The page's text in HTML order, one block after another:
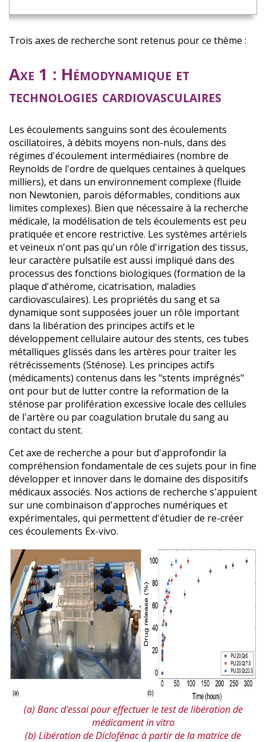
Trois axes de recherche sont retenus pour ce thème :
Axe 1 : Hémodynamique et
technologies cardiovasculaires
Les écoulements sanguins sont des écoulements
oscillatoires, à débits moyens non-nuls, dans des
régimes d'écoulement intermédiaires (nombre de
Reynolds de l'ordre de quelques centaines à quelques
milliers), et dans un environnement complexe (fluide
non Newtonien, parois déformables, conditions aux
limites complexes). Bien que nécessaire à la recherche
médicale, la modélisation de tels écoulements est peu
pratiquée et encore restrictive. Les systèmes artériels
et veineux n'ont pas qu'un rôle d'irrigation des tissus,
leur caractère pulsatile est aussi impliqué dans des
processus des fonctions biologiques (formation de la
plaque d'athérome, cicatrisation, maladies
cardiovasculaires). Les propriétés du sang et sa
dynamique sont supposées jouer un rôle important
dans la libération des principes actifs et le
développement cellulaire autour des stents, ces tubes
métalliques glissés dans les artères pour traiter les
rétrécissements (Sténose). Les principes actifs
(médicaments) contenus dans les "stents imprégnés"
ont pour but de lutter contre la reformation de la
sténose par prolifération excessive locale des cellules
de l'artère ou par coagulation brutale du sang au
contact du stent.
Cet axe de recherche a pour but d'approfondir la
compréhension fondamentale de ces sujets pour in fine
développer et innover dans le domaine des dispositifs
médicaux associés. Nos actions de recherche s'appuient
sur une combinaison d'approches numériques et
expérimentales, qui permettent d'étudier de re-créer
ces écoulements Ex-vivo.
(a) Banc d'essai pour effectuer le test de libération de
médicament in vitro
(b) Libération de Diclofénac à partir de la matrice de